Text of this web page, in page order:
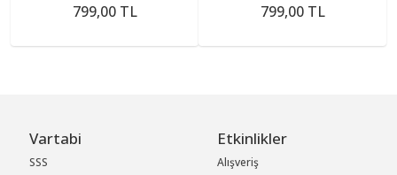
799,00 TL 799,00 TL
Vartabi
SSS
Etkinlikler
Alışveriş